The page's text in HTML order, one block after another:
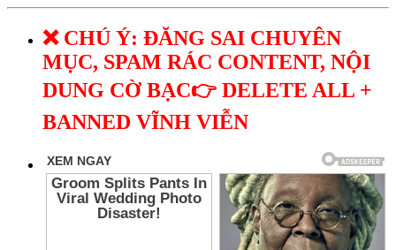
❌ CHÚ Ý: ĐĂNG SAI CHUYÊN
MỤC, SPAM RÁC CONTENT, NỘI
DUNG CỜ BẠC👉 DELETE ALL +
BANNED VĨNH VIỄN